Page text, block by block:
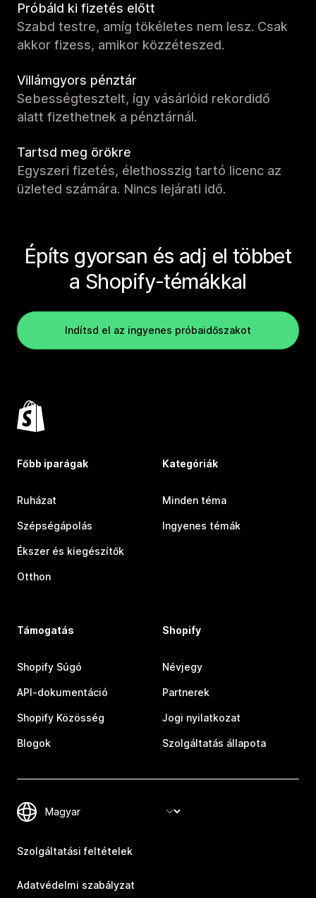
Próbáld ki fizetés előtt
Szabd testre, amíg tökéletes nem lesz. Csak
akkor fizess, amikor közzéteszed.
Villámgyors pénztár
Sebességtesztelt, így vásárlóid rekordidő
alatt fizethetnek a pénztárnál.
Tartsd meg örökre
Egyszeri fizetés, élethosszig tartó licenc az
üzleted számára. Nincs lejárati idő.
Építs gyorsan és adj el többet
a Shopify-témákkal
Indítsd el az ingyenes próbaidőszakot
Főbb iparágak
Ruházat
Szépségápolás
Ékszer és kiegészítők
Otthon
Kategóriák
Minden téma
Ingyenes témák
Támogatás
Shopify Súgó
API-dokumentáció
Shopify Közösség
Blogok
Shopify
Névjegy
Partnerek
Jogi nyilatkozat
Szolgáltatás állapota
Szolgáltatási feltételek
Adatvédelmi szabályzat